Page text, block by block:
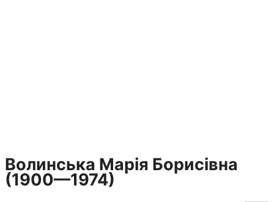
Волинська Марія Борисівна
(1900—1974)